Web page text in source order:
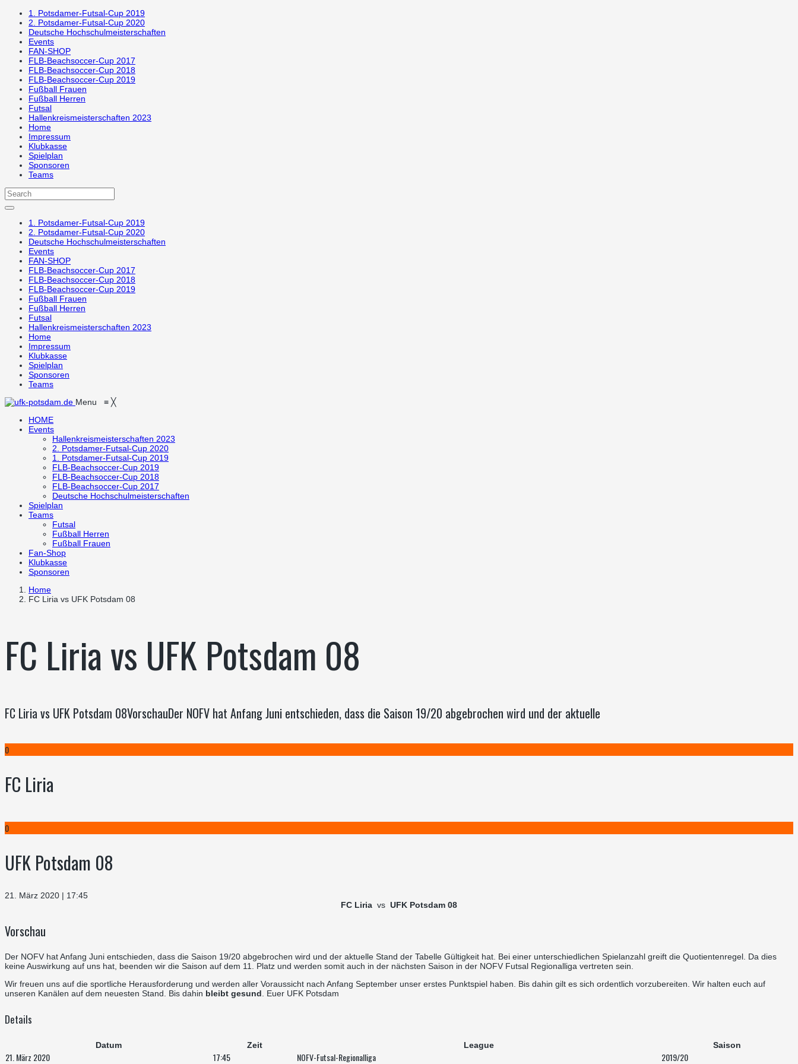
1. Potsdamer-Futsal-Cup 2019
2. Potsdamer-Futsal-Cup 2020
Deutsche Hochschulmeisterschaften
Events
FAN-SHOP
FLB-Beachsoccer-Cup 2017
FLB-Beachsoccer-Cup 2018
FLB-Beachsoccer-Cup 2019
Fußball Frauen
Fußball Herren
Futsal
Hallenkreismeisterschaften 2023
Home
Impressum
Klubkasse
Spielplan
Sponsoren
Teams
1. Potsdamer-Futsal-Cup 2019
2. Potsdamer-Futsal-Cup 2020
Deutsche Hochschulmeisterschaften
Events
FAN-SHOP
FLB-Beachsoccer-Cup 2017
FLB-Beachsoccer-Cup 2018
FLB-Beachsoccer-Cup 2019
Fußball Frauen
Fußball Herren
Futsal
Hallenkreismeisterschaften 2023
Home
Impressum
Klubkasse
Spielplan
Sponsoren
Teams
Menu ≡ ╳
HOME
Events
Hallenkreismeisterschaften 2023
2. Potsdamer-Futsal-Cup 2020
1. Potsdamer-Futsal-Cup 2019
FLB-Beachsoccer-Cup 2019
FLB-Beachsoccer-Cup 2018
FLB-Beachsoccer-Cup 2017
Deutsche Hochschulmeisterschaften
Spielplan
Teams
Futsal
Fußball Herren
Fußball Frauen
Fan-Shop
Klubkasse
Sponsoren
Home
FC Liria vs UFK Potsdam 08
FC Liria vs UFK Potsdam 08
FC Liria vs UFK Potsdam 08VorschauDer NOFV hat Anfang Juni entschieden, dass die Saison 19/20 abgebrochen wird und der aktuelle
0
FC Liria
0
UFK Potsdam 08
21. März 2020 | 17:45
FC Liria vs UFK Potsdam 08
Vorschau
Der NOFV hat Anfang Juni entschieden, dass die Saison 19/20 abgebrochen wird und der aktuelle Stand der Tabelle Gültigkeit hat. Bei einer unterschiedlichen Spielanzahl greift die Quotientenregel. Da dies
keine Auswirkung auf uns hat, beenden wir die Saison auf dem 11. Platz und werden somit auch in der nächsten Saison in der NOFV Futsal Regionalliga vertreten sein.
Wir freuen uns auf die sportliche Herausforderung und werden aller Voraussicht nach Anfang September unser erstes Punktspiel haben. Bis dahin gilt es sich ordentlich vorzubereiten. Wir halten euch auf
unseren Kanälen auf dem neuesten Stand. Bis dahin bleibt gesund . Euer UFK Potsdam
Details
Datum Zeit League Saison
21. März 2020 17:45 NOFV-Futsal-Regionalliga 2019/20